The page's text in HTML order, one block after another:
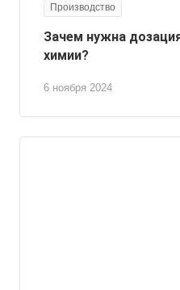
Производство
6 ноября 2024
Зачем нужна
химии?